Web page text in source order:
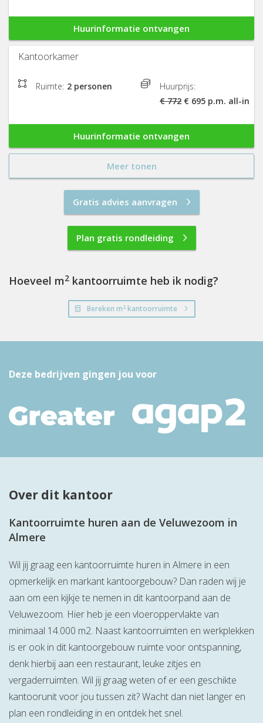
Huurinformatie ontvangen
Kantoorkamer
Ruimte: 2 personen
Huurprijs:
€ 772 € 695 p.m. all-in
Huurinformatie ontvangen
Meer tonen
Gratis advies aanvragen
Plan gratis rondleiding
Hoeveel m2 kantoorruimte heb ik nodig?
Bereken m2kantoorruimte
Deze bedrijven gingen jou voor
Over dit kantoor
Kantoorruimte huren aan de Veluwezoom in
Almere
Wil jij graag een kantoorruimte huren in Almere in een
opmerkelijk en markant kantoorgebouw? Dan raden wij je
aan om een kijkje te nemen in dit kantoorpand aan de
Veluwezoom. Hier heb je een vloeroppervlakte van
minimaal 14.000 m2. Naast kantoorruimten en werkplekken
is er ook in dit kantoorgebouw ruimte voor ontspanning,
denk hierbij aan een restaurant, leuke zitjes en
vergaderruimten. Wil jij graag weten of er een geschikte
kantoorunit voor jou tussen zit? Wacht dan niet langer en
plan een rondleiding in en ontdek het snel.